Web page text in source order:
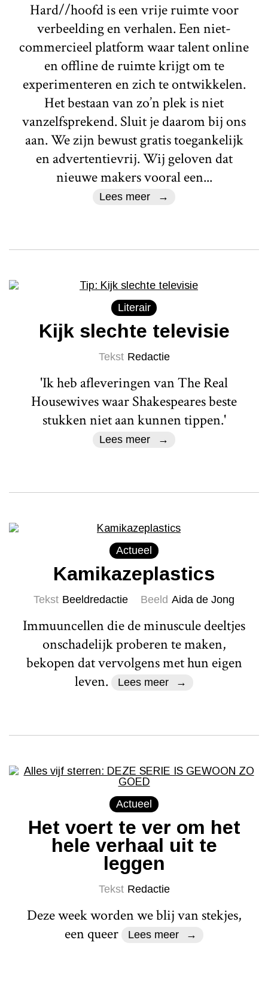
Hard//hoofd is een vrije ruimte voor
verbeelding en verhalen. Een niet-
commercieel platform waar talent online
en offline de ruimte krijgt om te
experimenteren en zich te ontwikkelen.
Het bestaan van zo’n plek is niet
vanzelfsprekend. Sluit je daarom bij ons
aan. We zijn bewust gratis toegankelijk
en advertentievrij. Wij geloven dat
nieuwe makers vooral een...
Lees meer
Literair
Kijk slechte televisie
Tekst Redactie
'Ik heb afleveringen van The Real
Housewives waar Shakespeares beste
stukken niet aan kunnen tippen.'
Lees meer
Actueel
Kamikazeplastics
Tekst Beeldredactie Beeld Aida de Jong
Immuuncellen die de minuscule deeltjes
onschadelijk proberen te maken,
bekopen dat vervolgens met hun eigen
leven.
Lees meer
Actueel
Het voert te ver om het
hele verhaal uit te
leggen
Tekst Redactie
Deze week worden we blij van stekjes,
een queer
Lees meer